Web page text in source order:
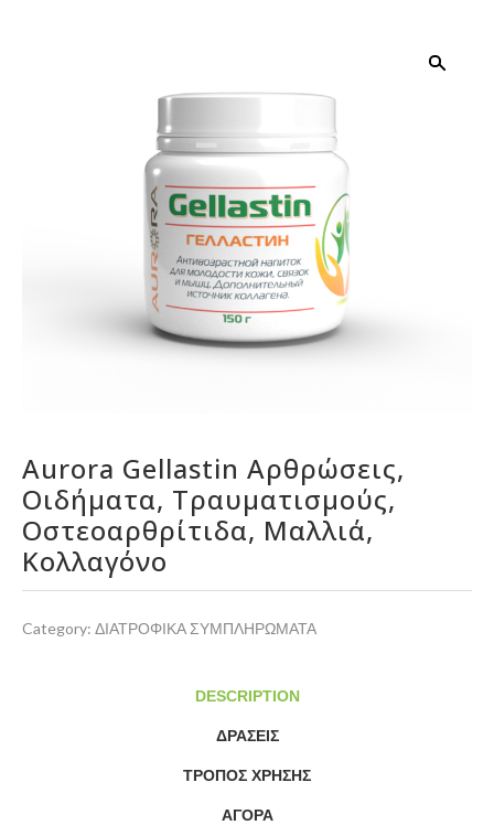
Aurora Gellastin Αρθρώσεις,
Οιδήματα, Τραυματισμούς,
Οστεοαρθρίτιδα, Μαλλιά,
Κολλαγόνο
Category: ΔΙΑΤΡΟΦΙΚΑ ΣΥΜΠΛΗΡΩΜΑΤΑ
DESCRIPTION
ΔΡΑΣΕΙΣ
ΤΡΌΠΟΣ ΧΡΉΣΗΣ
ΑΓΟΡΆ